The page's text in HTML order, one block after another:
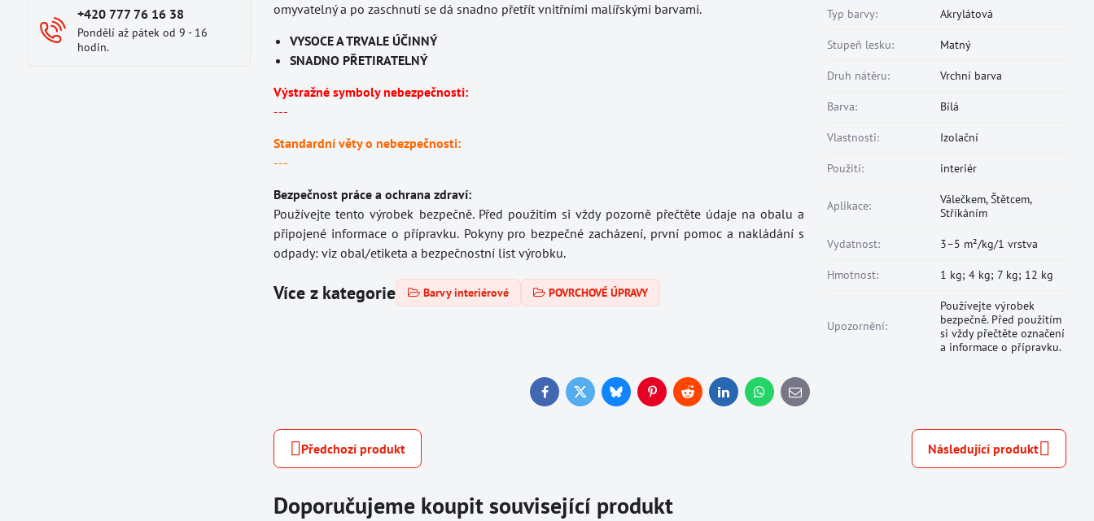
omyvatelný a po zaschnutí se dá snadno přetřít vnitřními malířskými barvami.
VYSOCE A TRVALE ÚČINNÝ
SNADNO PŘETIRATELNÝ
Výstražné symboly nebezpečnosti:
---
Standardní věty o nebezpečnosti:
---
Bezpečnost práce a ochrana zdraví:
Používejte tento výrobek bezpečně. Před použitím si vždy pozorně přečtěte údaje na obalu a
připojené informace o přípravku. Pokyny pro bezpečné zacházení, první pomoc a nakládání s
odpady: viz obal/etiketa a bezpečnostní list výrobku.
Více z kategorie Barvy interiérové POVRCHOVÉ ÚPRAVY
Typ barvy: Akrylátová
Stupeň lesku: Matný
Druh nátěru: Vrchní barva
Barva: Bílá
Vlastnosti: Izolační
Použití: interiér
Aplikace:
Válečkem, Štětcem,
Stříkáním
Vydatnost: 3–5 m²/kg/1 vrstva
Hmotnost: 1 kg; 4 kg; 7 kg; 12 kg
Upozornění:
Používejte výrobek
bezpečně. Před použitím
si vždy přečtěte označení
a informace o přípravku.
FacebookTwitterBlueskyPinterestRedditLinkedInWhatsApp
E-
mail
Předchozí produkt Následující produkt
Doporučujeme koupit související produkt
+420 777 76 16 38
Pondělí až pátek od 9 - 16
hodin.